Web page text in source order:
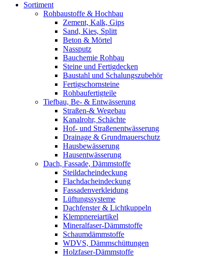
Sortiment
Rohbaustoffe & Hochbau
Zement, Kalk, Gips
Sand, Kies, Splitt
Beton & Mörtel
Nassputz
Bauchemie Rohbau
Steine und Fertigdecken
Baustahl und Schalungszubehör
Fertigschornsteine
Rohbaufertigteile
Tiefbau, Be- & Entwässerung
Straßen-& Wegebau
Kanalrohr, Schächte
Hof- und Straßenentwässerung
Drainage & Grundmauerschutz
Hausbewässerung
Hausentwässerung
Dach, Fassade, Dämmstoffe
Steildacheindeckung
Flachdacheindeckung
Fassadenverkleidung
Lüftungssysteme
Dachfenster & Lichtkuppeln
Klempnereiartikel
Mineralfaser-Dämmstoffe
Schaumdämmstoffe
WDVS, Dämmschüttungen
Holzfaser-Dämmstoffe